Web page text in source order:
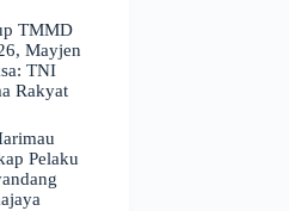
TMMD
Mayjen
TNI
Rakyat
Pelaku